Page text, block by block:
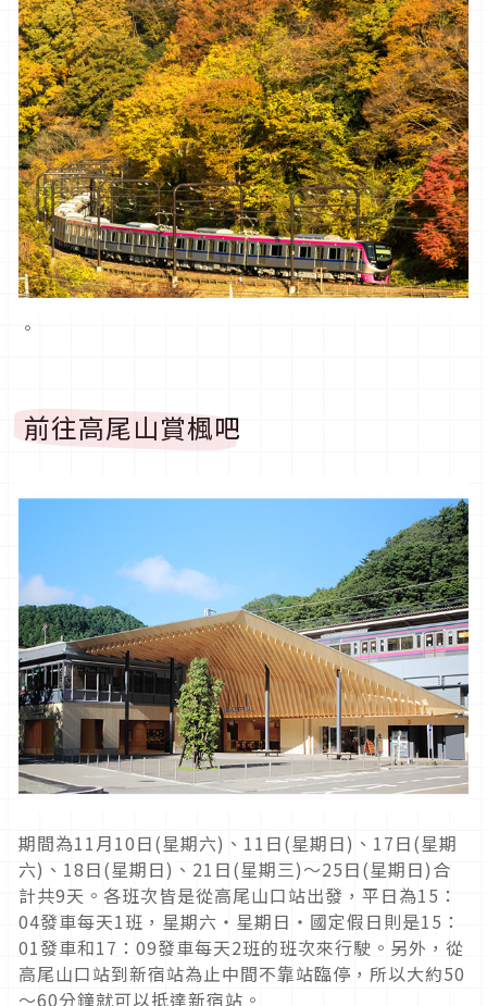
。
前往高尾山賞楓吧
期間為11月10日(星期六)、11日(星期日)、17日(星期
六)、18日(星期日)、21日(星期三)～25日(星期日)合
計共9天。各班次皆是從高尾山口站出發，平日為15：
04發車每天1班，星期六・星期日・國定假日則是15：
01發車和17：09發車每天2班的班次來行駛。另外，從
高尾山口站到新宿站為止中間不靠站臨停，所以大約50
～60分鐘就可以抵達新宿站。